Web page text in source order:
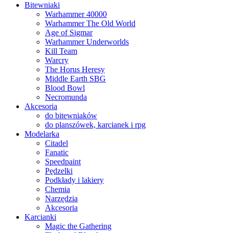
Bitewniaki
Warhammer 40000
Warhammer The Old World
Age of Sigmar
Warhammer Underworlds
Kill Team
Warcry
The Horus Heresy
Middle Earth SBG
Blood Bowl
Necromunda
Akcesoria
do bitewniaków
do planszówek, karcianek i rpg
Modelarka
Citadel
Fanatic
Speedpaint
Pędzelki
Podkłady i lakiery
Chemia
Narzędzia
Akcesoria
Karcianki
Magic the Gathering